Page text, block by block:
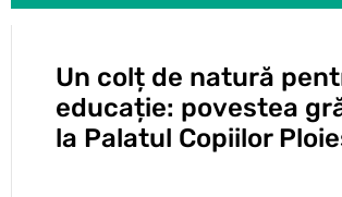
Povestea unui proiect
adus oamenii
un cartier mai verde